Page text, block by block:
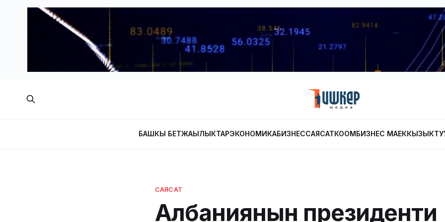
БАШКЫ БЕТЖАҢЫЛЫКТАРЭКОНОМИКАБИЗНЕССАЯСАТКООМБИЗНЕС МАЕК
САЯСАТ
Албаниянын президенти